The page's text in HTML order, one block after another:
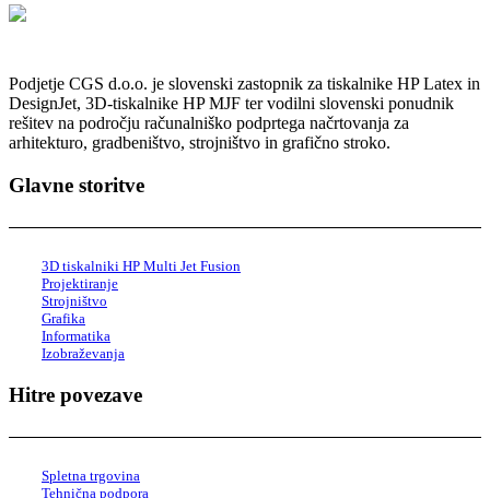
Podjetje CGS d.o.o. je slovenski zastopnik za tiskalnike HP Latex in
DesignJet, 3D-tiskalnike HP MJF ter vodilni slovenski ponudnik
rešitev na področju računalniško podprtega načrtovanja za
arhitekturo, gradbeništvo, strojništvo in grafično stroko.
Glavne storitve
3D tiskalniki HP Multi Jet Fusion
Projektiranje
Strojništvo
Grafika
Informatika
Izobraževanja
Hitre povezave
Spletna trgovina
Tehnična podpora